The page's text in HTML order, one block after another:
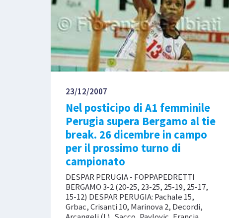
23/12/2007
Nel posticipo di A1 femminile
Perugia supera Bergamo al tie
break. 26 dicembre in campo
per il prossimo turno di
campionato
DESPAR PERUGIA - FOPPAPEDRETTI
BERGAMO 3-2 (20-25, 23-25, 25-19, 25-17,
15-12) DESPAR PERUGIA: Pachale 15,
Grbac, Crisanti 10, Marinova 2, Decordi,